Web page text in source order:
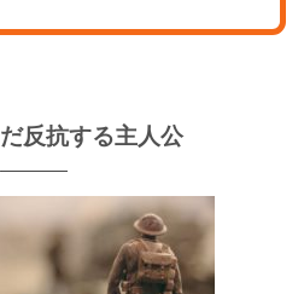
反抗する主人公